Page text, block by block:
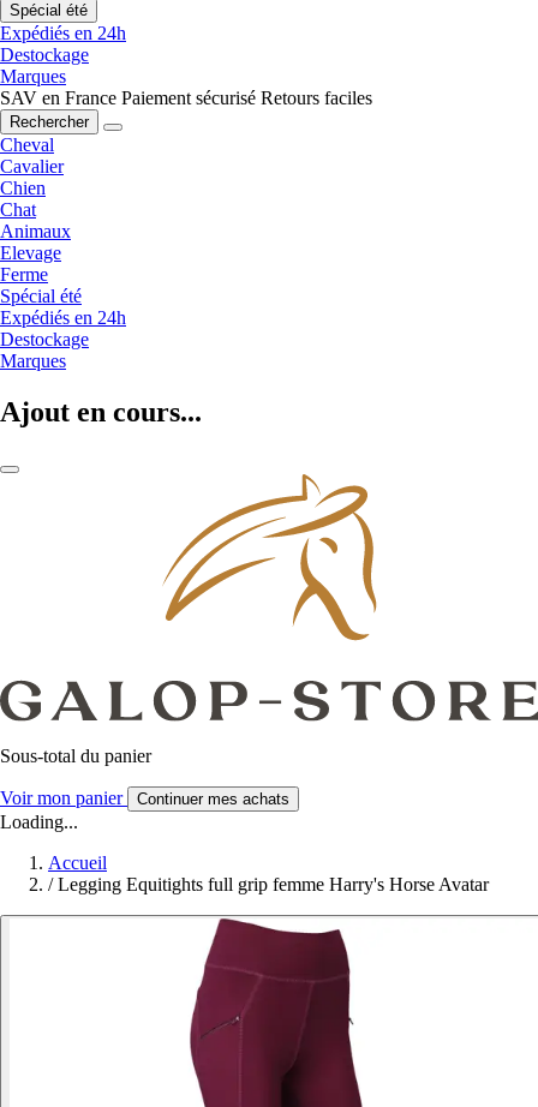
Spécial été
Expédiés en 24h
Destockage
Marques
SAV en France Paiement sécurisé Retours faciles
Rechercher
Cheval
Cavalier
Chien
Chat
Animaux
Elevage
Ferme
Spécial été
Expédiés en 24h
Destockage
Marques
Ajout en cours...
Sous-total du panier
Voir mon panier Continuer mes achats
Loading...
Accueil
/ Legging Equitights full grip femme Harry's Horse Avatar